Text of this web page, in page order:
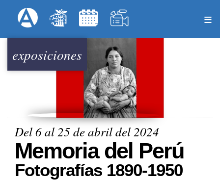
al
Menú Superior
exposiciones
Del 6 al 25 de abril del 2024
Memoria del Perú
Fotografías 1890-1950